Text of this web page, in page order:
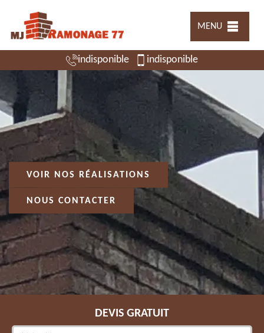
MENU
indisponible indisponible
VOIR NOS RÉALISATIONS
NOUS CONTACTER
DEVIS GRATUIT